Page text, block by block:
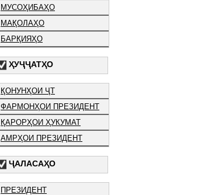
МУСОҲИБАҲО
МАҚОЛАҲО
БАРҚИЯҲО
ҲУҶҶАТҲО
ҚОНУНҲОИ ҶТ
ФАРМОНҲОИ ПРЕЗИДЕНТ
ҚАРОРҲОИ ҲУКУМАТ
АМРҲОИ ПРЕЗИДЕНТ
ҶАЛАСАҲО
ПРЕЗИДЕНТ